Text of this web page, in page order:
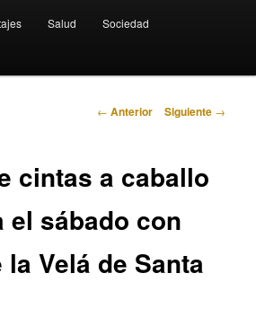
Salud Sociedad
Navegación
← Anterior Siguiente →
cintas a caballo
el sábado con
Velá de Santa